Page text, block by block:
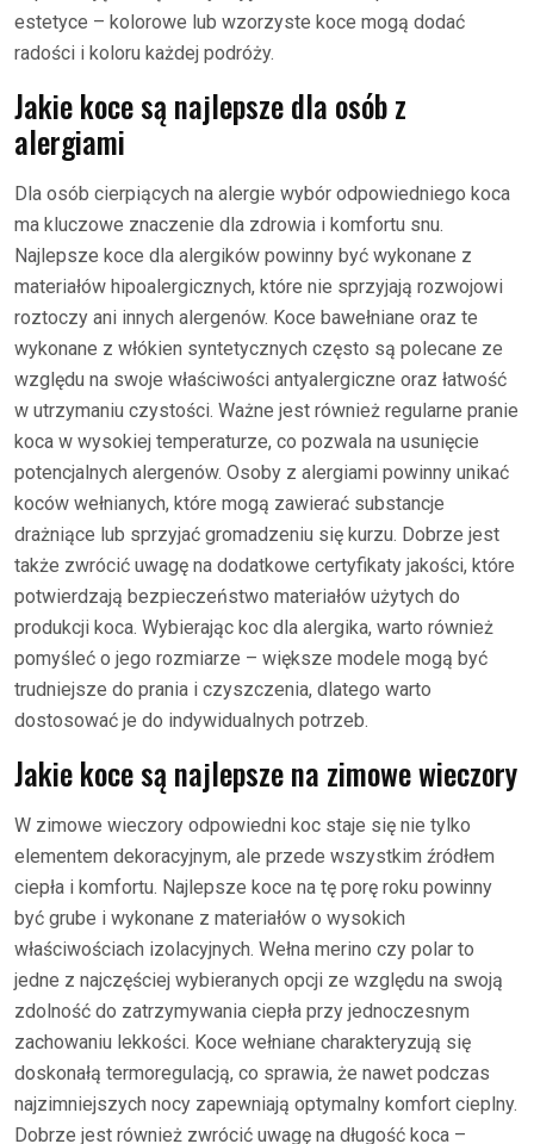
estetyce – kolorowe lub wzorzyste koce mogą dodać
radości i koloru każdej podróży.
Jakie koce są najlepsze dla osób z
alergiami
Dla osób cierpiących na alergie wybór odpowiedniego koca
ma kluczowe znaczenie dla zdrowia i komfortu snu.
Najlepsze koce dla alergików powinny być wykonane z
materiałów hipoalergicznych, które nie sprzyjają rozwojowi
roztoczy ani innych alergenów. Koce bawełniane oraz te
wykonane z włókien syntetycznych często są polecane ze
względu na swoje właściwości antyalergiczne oraz łatwość
w utrzymaniu czystości. Ważne jest również regularne pranie
koca w wysokiej temperaturze, co pozwala na usunięcie
potencjalnych alergenów. Osoby z alergiami powinny unikać
koców wełnianych, które mogą zawierać substancje
drażniące lub sprzyjać gromadzeniu się kurzu. Dobrze jest
także zwrócić uwagę na dodatkowe certyfikaty jakości, które
potwierdzają bezpieczeństwo materiałów użytych do
produkcji koca. Wybierając koc dla alergika, warto również
pomyśleć o jego rozmiarze – większe modele mogą być
trudniejsze do prania i czyszczenia, dlatego warto
dostosować je do indywidualnych potrzeb.
Jakie koce są najlepsze na zimowe wieczory
W zimowe wieczory odpowiedni koc staje się nie tylko
elementem dekoracyjnym, ale przede wszystkim źródłem
ciepła i komfortu. Najlepsze koce na tę porę roku powinny
być grube i wykonane z materiałów o wysokich
właściwościach izolacyjnych. Wełna merino czy polar to
jedne z najczęściej wybieranych opcji ze względu na swoją
zdolność do zatrzymywania ciepła przy jednoczesnym
zachowaniu lekkości. Koce wełniane charakteryzują się
doskonałą termoregulacją, co sprawia, że nawet podczas
najzimniejszych nocy zapewniają optymalny komfort cieplny.
Dobrze jest również zwrócić uwagę na długość koca –